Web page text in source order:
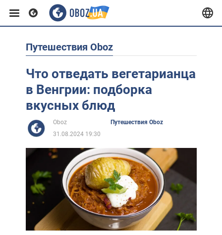
Европа
США
Африка
Жизнь
Лайфхаки
Путешествия Oboz
Что отведать вегетарианца
в Венгрии: подборка
вкусных блюд
Oboz
Путешествия Oboz
31.08.2024 19:30